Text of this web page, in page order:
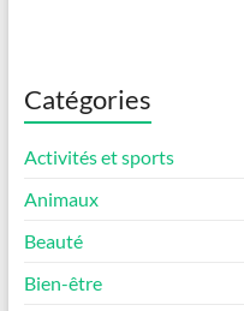
Catégories
Activités et sports
Animaux
Beauté
Bien-être